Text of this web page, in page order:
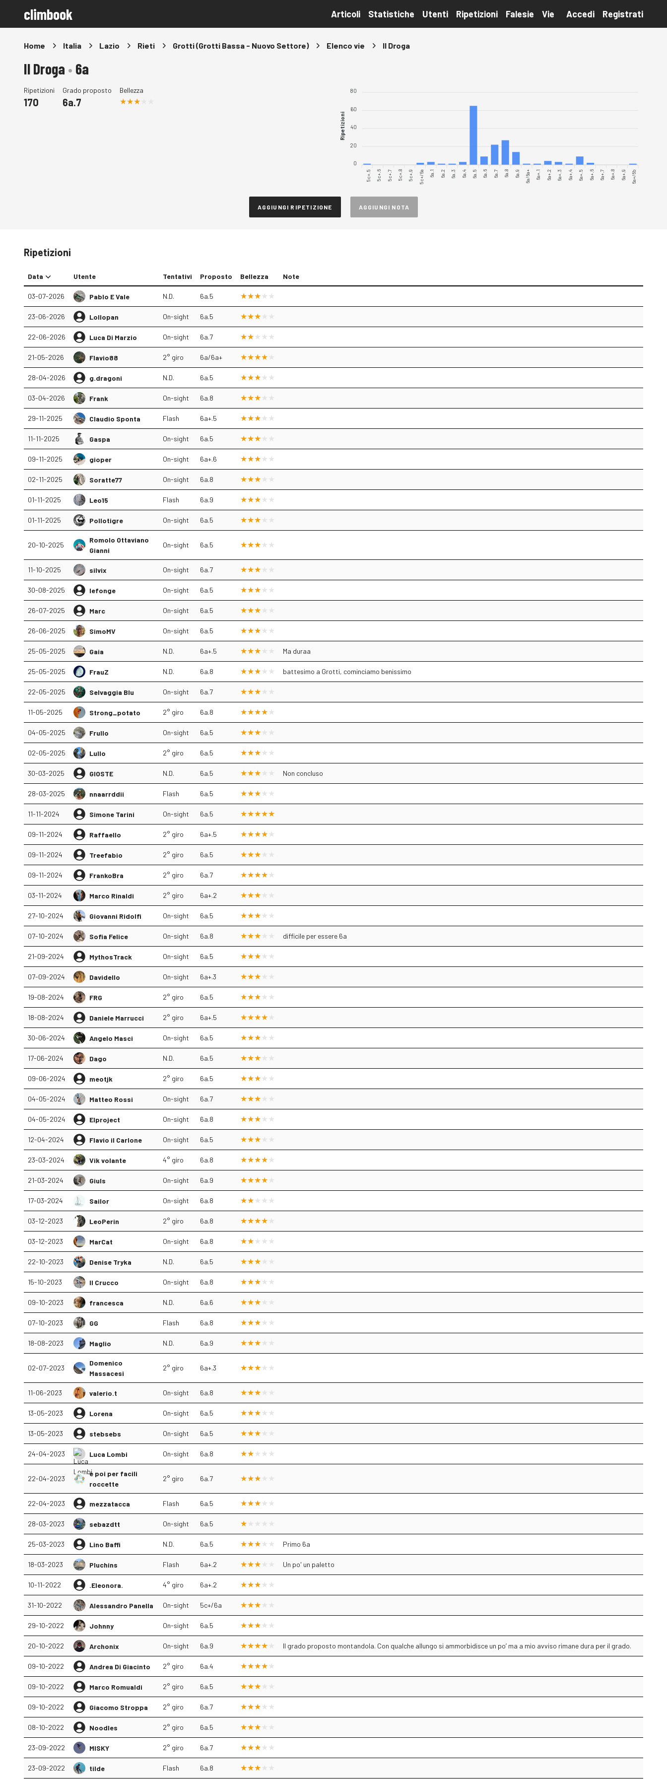
climbook Articoli Statistiche Utenti Ripetizioni Falesie Vie Accedi Registrati
Home Italia Lazio Rieti Grotti (Grotti Bassa - Nuovo Settore) Elenco vie Il Droga
Il Droga • 6a
Ripetizioni
170
Grado proposto
6a.7
Bellezza 80
60
40
20
0
Ripetizioni
5c+.5 5c+.6 5c+.7 5c+.8 5c+.9 5c+/6a 6a.1 6a.2 6a.3 6a.4 6a.5 6a.6 6a.7 6a.8 6a.9 6a/6a+ 6a+.1 6a+.2 6a+.3 6a+.4 6a+.5 6a+.6 6a+.7 6a+.8 6a+.9 6a+/6b
AGGIUNGI RIPETIZIONE AGGIUNGI NOTA
Ripetizioni
Data Utente Tentativi Proposto Bellezza Note
03-07-2026 Pablo E Vale N.D. 6a.5
23-06-2026 Lollopan On-sight 6a.5
22-06-2026 Luca Di Marzio On-sight 6a.7
21-05-2026 Flavio88 2° giro 6a/6a+
28-04-2026 g.dragoni N.D. 6a.5
03-04-2026 Frank On-sight 6a.8
29-11-2025 Claudio Sponta Flash 6a+.5
11-11-2025 Gaspa On-sight 6a.5
09-11-2025 gioper On-sight 6a+.6
02-11-2025 Soratte77 On-sight 6a.8
01-11-2025 Leo15 Flash 6a.9
01-11-2025 Pollotigre On-sight 6a.5
20-10-2025
Romolo Ottaviano
Gianni
On-sight 6a.5
11-10-2025 silvix On-sight 6a.7
30-08-2025 lefonge On-sight 6a.5
26-07-2025 Marc On-sight 6a.5
26-06-2025 SimoMV On-sight 6a.5
25-05-2025 Gaia N.D. 6a+.5 Ma duraa
25-05-2025 FrauZ N.D. 6a.8 battesimo a Grotti, cominciamo benissimo
22-05-2025 Selvaggia Blu On-sight 6a.7
11-05-2025 Strong_potato 2° giro 6a.8
04-05-2025 Frullo On-sight 6a.5
02-05-2025 Lullo 2° giro 6a.5
30-03-2025 GIOSTE N.D. 6a.5 Non concluso
28-03-2025 nnaarrddii Flash 6a.5
11-11-2024 Simone Tarini On-sight 6a.5
09-11-2024 Raffaello 2° giro 6a+.5
09-11-2024 Treefabio 2° giro 6a.5
09-11-2024 FrankoBra 2° giro 6a.7
03-11-2024 Marco Rinaldi 2° giro 6a+.2
27-10-2024 Giovanni Ridolfi On-sight 6a.5
07-10-2024 Sofia Felice On-sight 6a.8 difficile per essere 6a
21-09-2024 MythosTrack On-sight 6a.5
07-09-2024 Davidello On-sight 6a+.3
19-08-2024 FRG 2° giro 6a.5
18-08-2024 Daniele Marrucci 2° giro 6a+.5
30-06-2024 Angelo Masci On-sight 6a.5
17-06-2024 Dago N.D. 6a.5
09-06-2024 meotjk 2° giro 6a.5
04-05-2024 Matteo Rossi On-sight 6a.7
04-05-2024 Elproject On-sight 6a.8
12-04-2024 Flavio il Carlone On-sight 6a.5
23-03-2024 Vik volante 4° giro 6a.8
21-03-2024 Giuls On-sight 6a.9
17-03-2024 Sailor On-sight 6a.8
03-12-2023 LeoPerin 2° giro 6a.8
03-12-2023 MarCat On-sight 6a.8
22-10-2023 Denise Tryka N.D. 6a.5
15-10-2023 Il Crucco On-sight 6a.8
09-10-2023 francesca N.D. 6a.6
07-10-2023 GG Flash 6a.8
18-08-2023 Maglio N.D. 6a.9
02-07-2023
Domenico
Massacesi
2° giro 6a+.3
11-06-2023 valerio.t On-sight 6a.8
13-05-2023 Lorena On-sight 6a.5
13-05-2023 stebsebs On-sight 6a.5
24-04-2023 Luca Lombi On-sight 6a.8
22-04-2023
e poi per facili
roccette
2° giro 6a.7
22-04-2023 mezzatacca Flash 6a.5
28-03-2023 sebazdtt On-sight 6a.5
25-03-2023 Lino Baffi N.D. 6a.5 Primo 6a
18-03-2023 Pluchins Flash 6a+.2 Un po' un paletto
10-11-2022 .Eleonora. 4° giro 6a+.2
31-10-2022 Alessandro Panella On-sight 5c+/6a
29-10-2022 Johnny On-sight 6a.5
20-10-2022 Archonix On-sight 6a.9 Il grado proposto montandola. Con qualche allungo si ammorbidisce un po’ ma a mio avviso rimane dura per il grado.
09-10-2022 Andrea Di Giacinto 2° giro 6a.4
09-10-2022 Marco Romualdi 2° giro 6a.5
09-10-2022 Giacomo Stroppa 2° giro 6a.7
08-10-2022 Noodles 2° giro 6a.5
23-09-2022 MISKY 2° giro 6a.7
23-09-2022 tilde Flash 6a.8